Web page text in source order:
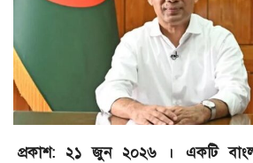
প্রকাশ: ২১ জুন ২০২৬ । একটি